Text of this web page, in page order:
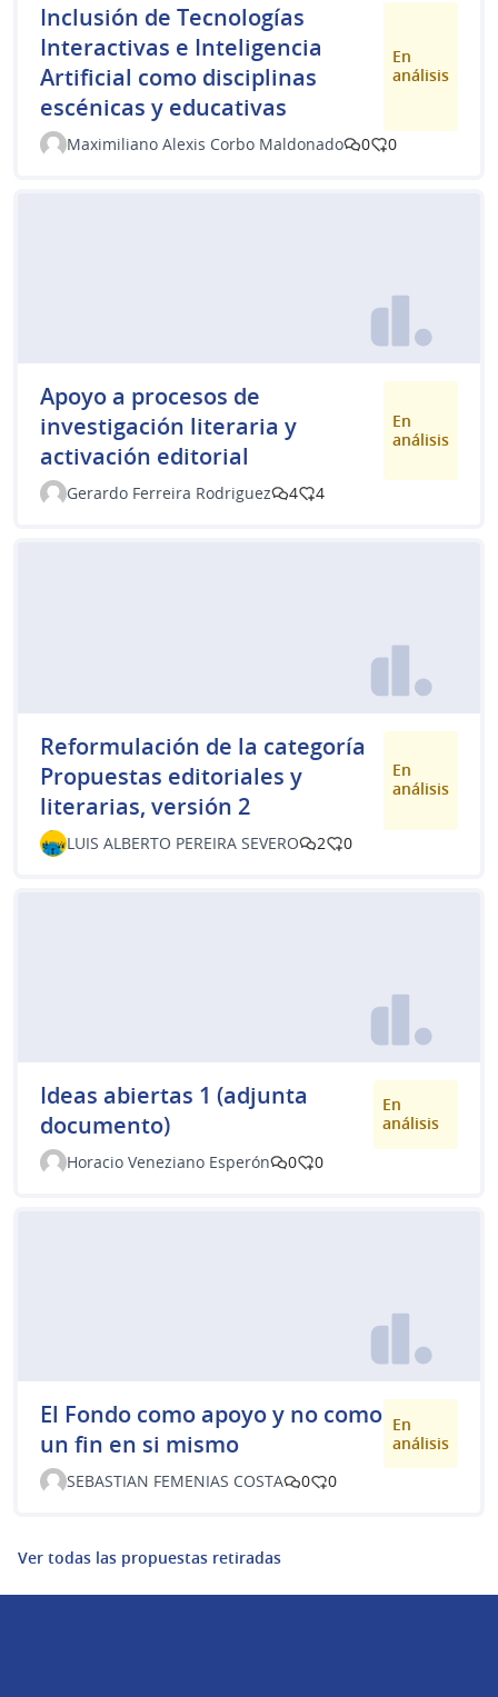
Inclusión de Tecnologías
Interactivas e Inteligencia
Artificial como disciplinas
escénicas y educativas
En
análisis
Maximiliano Alexis Corbo Maldonado 0 0
Apoyo a procesos de
investigación literaria y
activación editorial
En
análisis
Gerardo Ferreira Rodriguez 4 4
Reformulación de la categoría
Propuestas editoriales y
literarias, versión 2
En
análisis
LUIS ALBERTO PEREIRA SEVERO 2 0
Ideas abiertas 1 (adjunta
documento)
En
análisis
Horacio Veneziano Esperón
0 0
El Fondo como apoyo y no como
un fin en si mismo
En
análisis
SEBASTIAN FEMENIAS COSTA
0 0
Ver todas las propuestas retiradas